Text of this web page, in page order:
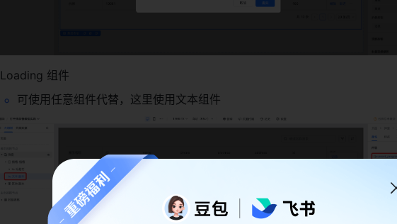
Loading 组件
可使用任意组件代替，这里使用文本组件